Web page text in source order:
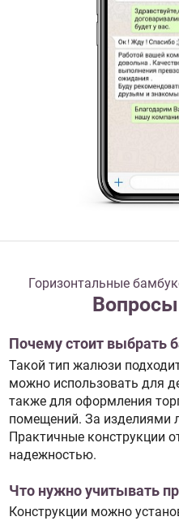
Горизонтальные
Почему стоит выбрать
Такой тип жалюзи
можно использовать для
также для оформления
помещений. За изделиями
Практичные конструкции
надежностью.
Что нужно учитывать
Конструкции можно